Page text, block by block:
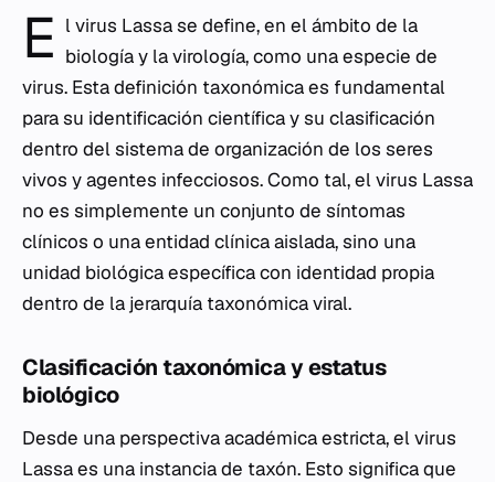
E l virus Lassa se define, en el ámbito de la
biología y la virología, como una especie de
virus. Esta definición taxonómica es fundamental
para su identificación científica y su clasificación
dentro del sistema de organización de los seres
vivos y agentes infecciosos. Como tal, el virus Lassa
no es simplemente un conjunto de síntomas
clínicos o una entidad clínica aislada, sino una
unidad biológica específica con identidad propia
dentro de la jerarquía taxonómica viral.
Clasificación taxonómica y estatus
biológico
Desde una perspectiva académica estricta, el virus
Lassa es una instancia de taxón. Esto significa que